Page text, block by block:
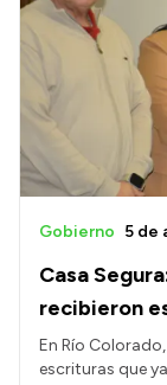
Casa
recibieron
Gobierno 5 de
En Río
escrituras que